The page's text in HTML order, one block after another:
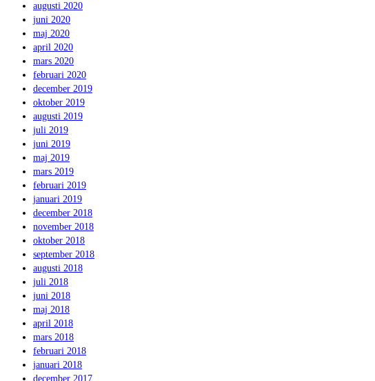
augusti 2020
juni 2020
maj 2020
april 2020
mars 2020
februari 2020
december 2019
oktober 2019
augusti 2019
juli 2019
juni 2019
maj 2019
mars 2019
februari 2019
januari 2019
december 2018
november 2018
oktober 2018
september 2018
augusti 2018
juli 2018
juni 2018
maj 2018
april 2018
mars 2018
februari 2018
januari 2018
december 2017